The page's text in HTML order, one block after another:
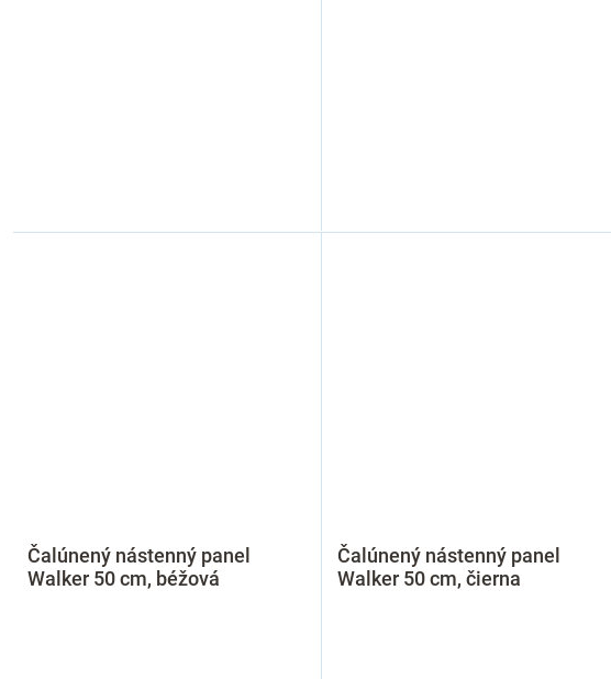
Čalúnený nástenný panel
Walker 50 cm, béžová
Čalúnený nástenný panel
Walker 50 cm, čierna